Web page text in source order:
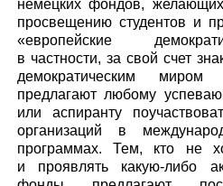
немецких фондов,
просвещению студентов и
«европейские
в частности, за свой счет
демократическим миром
предлагают любому
или аспиранту
организаций в
программах. Тем, кто не
и проявлять какую-либо